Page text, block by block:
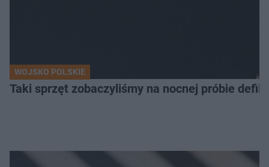
WOJSKO POLSKIE
Taki sprzęt zobaczyliśmy na nocnej próbie